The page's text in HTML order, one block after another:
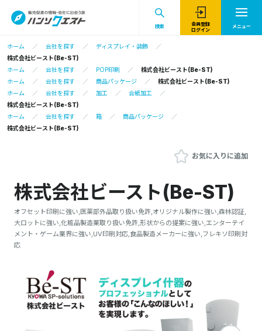
検索
会員登録
ログイン
メニュー
ホーム 会社を探す
ディスプレイ・装飾
株式会社ビースト(Be-ST)
ホーム
会社を探す POP印刷
株式会社ビースト(Be-ST)
ホーム
会社を探す 商品パッケージ
株式会社ビースト(Be-ST)
ホーム
会社を探す 加工
合紙加工
株式会社ビースト(Be-ST)
ホーム
会社を探す 箱
商品パッケージ
株式会社ビースト(Be-ST)
お気に入りに追加
株式会社ビースト(Be-ST)
オフセット印刷に強い,医薬部外品取り扱い免許,オリジナル製作に強い,森林認証,
大ロットに強い,化粧品製造業取り扱い免許,形状からの提案に強い,エンターテイ
メント・ゲーム業界に強い,UV印刷対応,食品製造メーカーに強い,フレキソ印刷対
応